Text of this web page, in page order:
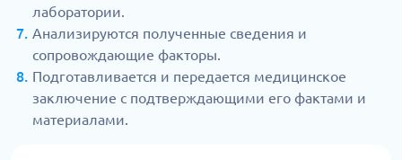
лаборатории.
Анализируются полученные сведения и
сопровождающие факторы.
Подготавливается и передается медицинское
заключение с подтверждающими его фактами и
материалами.